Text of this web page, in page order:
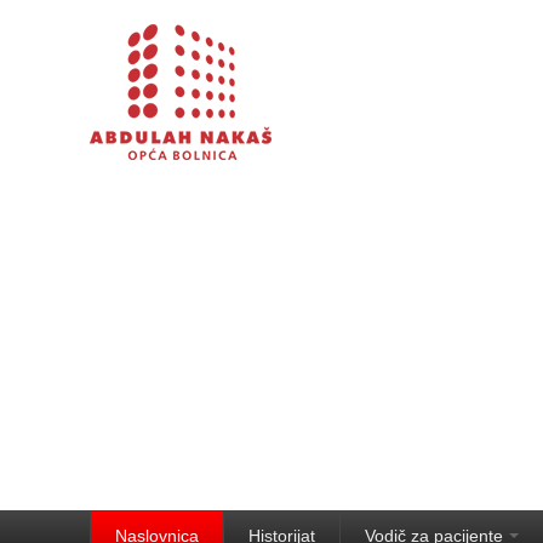
Naslovnica Historijat Vodič za pacijente